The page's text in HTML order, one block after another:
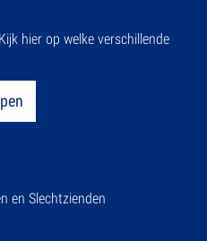
hier op welke verschillende
en Slechtzienden